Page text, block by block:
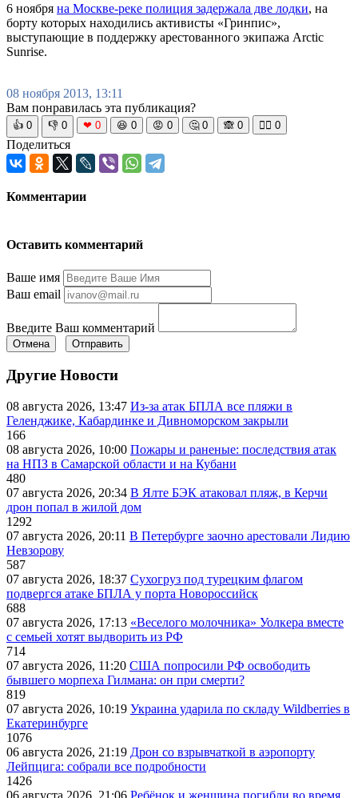
6 ноября на Москве-реке полиция задержала две лодки, на
борту которых находились активисты «Гринпис»,
выступающие в поддержку арестованного экипажа Arctic
Sunrise.
08 ноября 2013, 13:11
Вам понравилась эта публикация?
👍 0 👎 0 ❤ 0 😆 0 😡 0 🤔 0 🙈 0 🧘‍♀️ 0
Поделиться
Комментарии
Оставить комментарий
Ваше имя
Ваш email
Введите Ваш комментарий
Отмена Отправить
Другие Новости
08 августа 2026, 13:47 Из-за атак БПЛА все пляжи в
Геленджике, Кабардинке и Дивноморском закрыли
166
08 августа 2026, 10:00 Пожары и раненые: последствия атак
на НПЗ в Самарской области и на Кубани
480
07 августа 2026, 20:34 В Ялте БЭК атаковал пляж, в Керчи
дрон попал в жилой дом
1292
07 августа 2026, 20:11 В Петербурге заочно арестовали Лидию
Невзорову
587
07 августа 2026, 18:37 Сухогруз под турецким флагом
подвергся атаке БПЛА у порта Новороссийск
688
07 августа 2026, 17:13 «Веселого молочника» Уолкера вместе
с семьей хотят выдворить из РФ
714
07 августа 2026, 11:20 США попросили РФ освободить
бывшего морпеха Гилмана: он при смерти?
819
07 августа 2026, 10:19 Украина ударила по складу Wildberries в
Екатеринбурге
1076
06 августа 2026, 21:19 Дрон со взрывчаткой в аэропорту
Лейпцига: собрали все подробности
1426
06 августа 2026, 21:06 Ребёнок и женщина погибли во время